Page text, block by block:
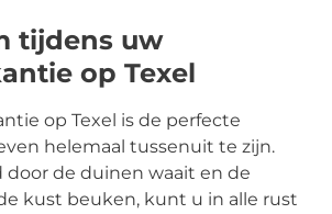
tijdens uw
op Texel
op Texel is de perfecte
helemaal tussenuit te zijn.
door de duinen waait en de
kust beuken, kunt u in alle rust